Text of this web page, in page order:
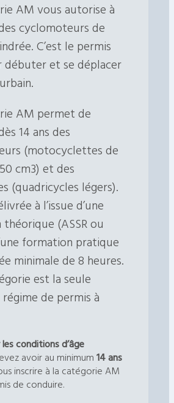
AM vous autorise à
cyclomoteurs de
C’est le permis
débuter et se déplacer
AM permet de
14 ans des
(motocyclettes de
cm3) et des
(quadricycles légers).
à l’issue d’une
(ASSR ou
formation pratique
minimale de 8 heures.
est la seule
de permis à
conditions d’âge
avoir au minimum 14 ans
inscrire à la catégorie AM
de conduire.